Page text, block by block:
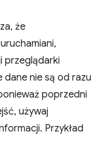
że
przeglądarki
dane nie są od razu
poprzedni
używaj
Przykład